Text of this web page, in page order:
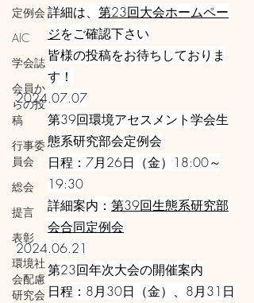
定例会
AIC
学会誌
会員か
らの投
稿
行事委
員会
総会
提言
表彰
環境社
会配慮
研究会
詳細は、 第23回大会ホームペー
ジをご確認下さい
皆様の投稿をお待ちしておりま
す！
2024.07.07
第39回環境アセスメント学会生
態系研究部会定例会
日程：7月26日（金）18:00～
19:30
詳細案内： 第39回生態系研究部
会合同定例会
2024.06.21
第23回年次大会の開催案内
日程：8月30日（金）、8月31日